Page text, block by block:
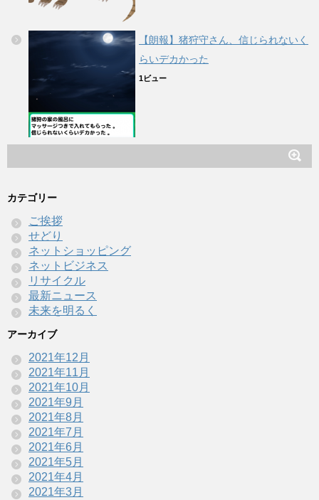
【朗報】猪狩守さん、信じられないく
らいデカかった
1ビュー
カテゴリー
ご挨拶
せどり
ネットショッピング
ネットビジネス
リサイクル
最新ニュース
未来を明るく
アーカイブ
2021年12月
2021年11月
2021年10月
2021年9月
2021年8月
2021年7月
2021年6月
2021年5月
2021年4月
2021年3月